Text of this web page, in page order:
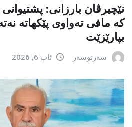
نێچیرڤان بارزانی:
کە مافی تەواوی پێکهاتە
بپارێزێت
سەرنوسەر ئاب 6, 2026